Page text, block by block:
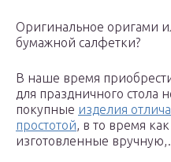
Оригинальное оригами
бумажной салфетки?
В наше время
для праздничного стола
покупные изделия
простотой, в то время
изготовленные